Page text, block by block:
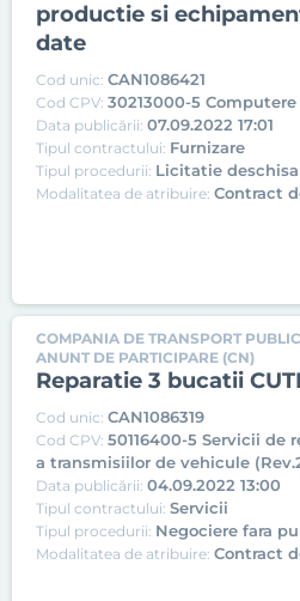
productie si
date
Cod unic: CAN1086421
Cod CPV: 30213000-5
Data publicării: 07.09.2022 17:01
Tipul contractului: Furnizare
Tipul procedurii: Licitatie deschisa
Modalitatea de atribuire: Contract
COMPANIA DE TRANSPORT PUBLIC
ANUNT DE PARTICIPARE (CN)
Reparatie 3 bucatii
Cod unic: CAN1086319
Cod CPV: 50116400-5 Servicii de
a transmisiilor de vehicule
Data publicării: 04.09.2022 13:00
Tipul contractului: Servicii
Tipul procedurii: Negociere fara
Modalitatea de atribuire: Contract